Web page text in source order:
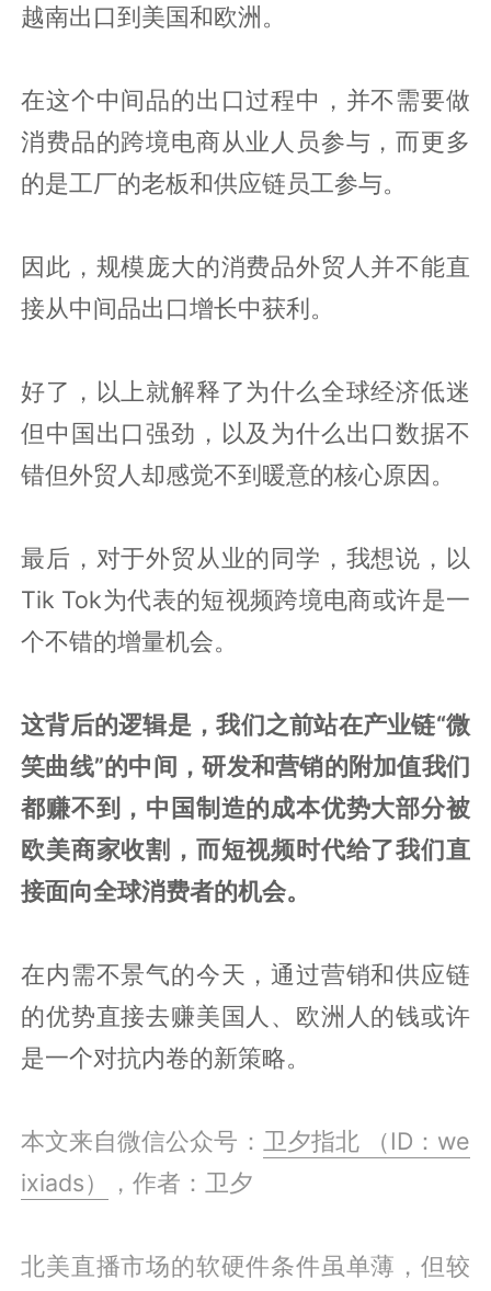
越南出口到美国和欧洲。
在这个中间品的出口过程中，并不需要做
消费品的跨境电商从业人员参与，而更多
的是工厂的老板和供应链员工参与。
因此，规模庞大的消费品外贸人并不能直
接从中间品出口增长中获利。
好了，以上就解释了为什么全球经济低迷
但中国出口强劲，以及为什么出口数据不
错但外贸人却感觉不到暖意的核心原因。
最后，对于外贸从业的同学，我想说，以
Tik Tok为代表的短视频跨境电商或许是一
个不错的增量机会。
这背后的逻辑是，我们之前站在产业链“微
笑曲线”的中间，研发和营销的附加值我们
都赚不到，中国制造的成本优势大部分被
欧美商家收割，而短视频时代给了我们直
接面向全球消费者的机会。
在内需不景气的今天，通过营销和供应链
的优势直接去赚美国人、欧洲人的钱或许
是一个对抗内卷的新策略。
本文来自微信公众号： 卫夕指北 （ID：we
ixiads）
，作者：卫夕
北美直播市场的软硬件条件虽单薄，但较